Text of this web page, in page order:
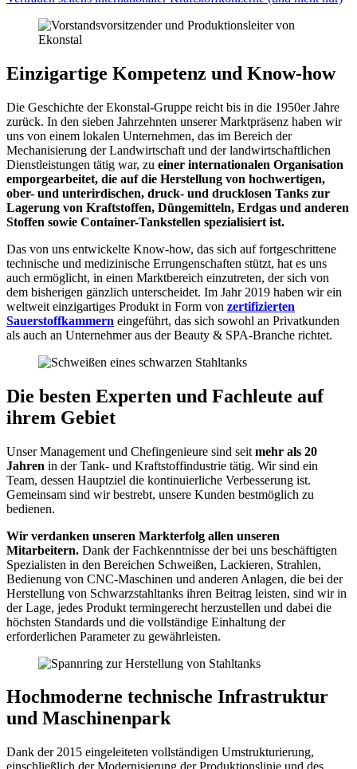
Einzigartige Kompetenz und Know-how
Die Geschichte der Ekonstal-Gruppe reicht bis in die 1950er Jahre
zurück. In den sieben Jahrzehnten unserer Marktpräsenz haben wir
uns von einem lokalen Unternehmen, das im Bereich der
Mechanisierung der Landwirtschaft und der landwirtschaftlichen
Dienstleistungen tätig war, zu einer internationalen Organisation
emporgearbeitet, die auf die Herstellung von hochwertigen,
ober- und unterirdischen, druck- und drucklosen Tanks zur
Lagerung von Kraftstoffen, Düngemitteln, Erdgas und anderen
Stoffen sowie Container-Tankstellen spezialisiert ist.
Das von uns entwickelte Know-how, das sich auf fortgeschrittene
technische und medizinische Errungenschaften stützt, hat es uns
auch ermöglicht, in einen Marktbereich einzutreten, der sich von
dem bisherigen gänzlich unterscheidet. Im Jahr 2019 haben wir ein
weltweit einzigartiges Produkt in Form von zertifizierten
Sauerstoffkammern eingeführt, das sich sowohl an Privatkunden
als auch an Unternehmer aus der Beauty & SPA-Branche richtet.
Die besten Experten und Fachleute auf
ihrem Gebiet
Unser Management und Chefingenieure sind seit mehr als 20
Jahren in der Tank- und Kraftstoffindustrie tätig. Wir sind ein
Team, dessen Hauptziel die kontinuierliche Verbesserung ist.
Gemeinsam sind wir bestrebt, unsere Kunden bestmöglich zu
bedienen.
Wir verdanken unseren Markterfolg allen unseren
Mitarbeitern. Dank der Fachkenntnisse der bei uns beschäftigten
Spezialisten in den Bereichen Schweißen, Lackieren, Strahlen,
Bedienung von CNC-Maschinen und anderen Anlagen, die bei der
Herstellung von Schwarzstahltanks ihren Beitrag leisten, sind wir in
der Lage, jedes Produkt termingerecht herzustellen und dabei die
höchsten Standards und die vollständige Einhaltung der
erforderlichen Parameter zu gewährleisten.
Hochmoderne technische Infrastruktur
und Maschinenpark
Dank der 2015 eingeleiteten vollständigen Umstrukturierung,